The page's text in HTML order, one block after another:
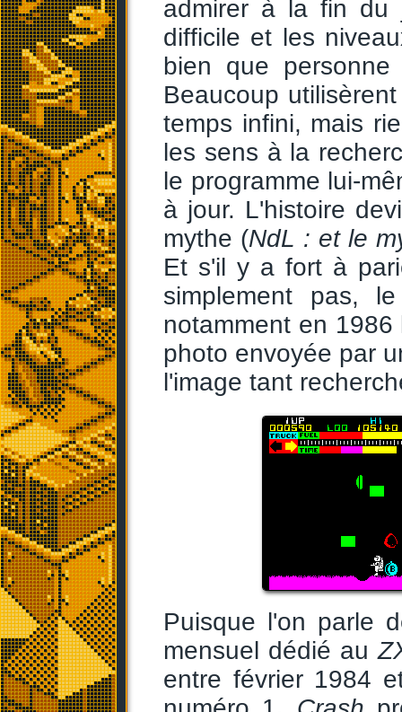
admirer à la fin du
difficile et les
bien que
Beaucoup
temps infini, mais
les sens à la
le programme lui-
à jour. L'histoire
mythe (NdL : et le
Et s'il y a fort à
simplement pas,
notamment en
photo envoyée par
l'image tant
Puisque l'on parle
mensuel dédié au
entre février 1984